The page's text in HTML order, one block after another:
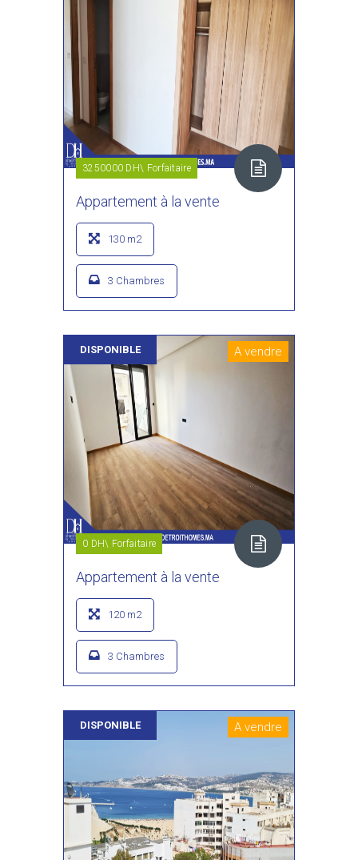
3250000 DH\ Forfaitaire
Appartement à la vente
130 m2
3 Chambres
DISPONIBLE A vendre
0 DH\ Forfaitaire
Appartement à la vente
120 m2
3 Chambres
DISPONIBLE A vendre